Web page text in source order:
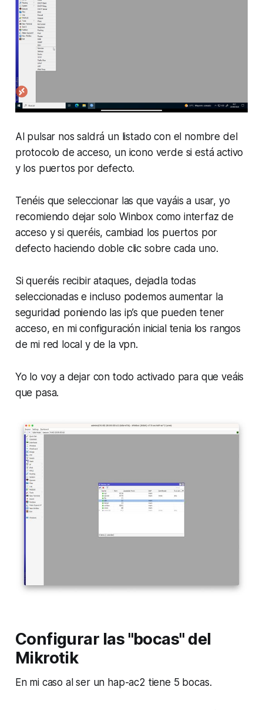
Al pulsar nos saldrá un listado con el nombre del
protocolo de acceso, un icono verde si está activo
y los puertos por defecto.
Tenéis que seleccionar las que vayáis a usar, yo
recomiendo dejar solo Winbox como interfaz de
acceso y si queréis, cambiad los puertos por
defecto haciendo doble clic sobre cada uno.
Si queréis recibir ataques, dejadla todas
seleccionadas e incluso podemos aumentar la
seguridad poniendo las ip’s que pueden tener
acceso, en mi configuración inicial tenia los rangos
de mi red local y de la vpn.
Yo lo voy a dejar con todo activado para que veáis
que pasa.
Configurar las "bocas" del
Mikrotik
En mi caso al ser un hap-ac2 tiene 5 bocas.